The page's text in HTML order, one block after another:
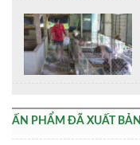
ẤN PHẨM ĐÃ XUẤT BẢN